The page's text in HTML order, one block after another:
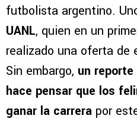
futbolista argentino.
UANL, quien en un
realizado una oferta de
Sin embargo, un
hace pensar que los
ganar la carrera por